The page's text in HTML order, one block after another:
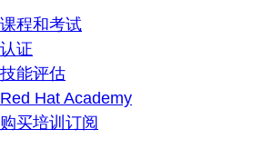
课程和考试
认证
技能评估
Red Hat Academy
购买培训订阅